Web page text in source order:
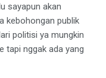
sayapun akan
kebohongan publik
politisi ya mungkin
tapi nggak ada yang